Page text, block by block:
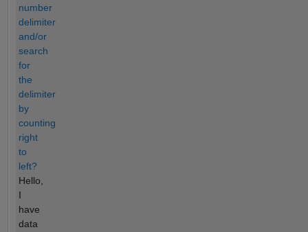
number
delimiter
and/or
search
for
the
delimiter
by
counting
right
to
left?
Hello,
I
have
data